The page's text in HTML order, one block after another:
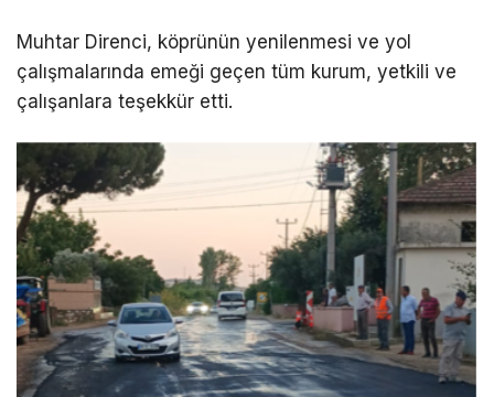
Muhtar Direnci, köprünün yenilenmesi ve yol
çalışmalarında emeği geçen tüm kurum, yetkili ve
çalışanlara teşekkür etti.